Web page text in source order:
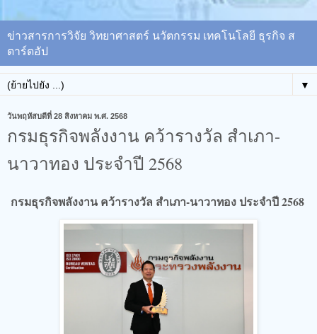
ข่าวสารการวิจัย วิทยาศาสตร์ นวัตกรรม เทคโนโลยี ธุรกิจ ส
ตาร์ตอัป
▼
วันพฤหัสบดีที่ 28 สิงหาคม พ.ศ. 2568
กรมธุรกิจพลังงาน คว้ารางวัล สำเภา-
นาวาทอง ประจำปี 2568
กรมธุรกิจพลังงาน คว้ารางวัล สำเภา-นาวาทอง ประจำปี 2568